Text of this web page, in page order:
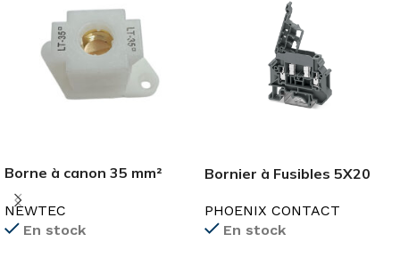
Borne à canon 35 mm²
JHT1-3
NEWTEC
En stock
Bornier à Fusibles 5X20
PHOENIX CONTACT
En stock